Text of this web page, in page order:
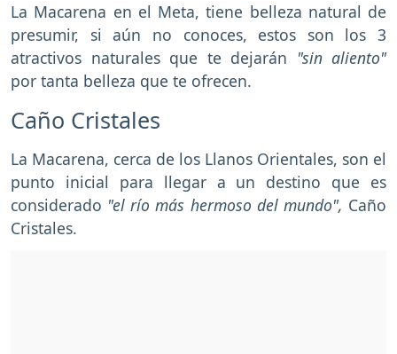
La Macarena en el Meta, tiene belleza natural de
presumir, si aún no conoces, estos son los 3
atractivos naturales que te dejarán "sin aliento"
por tanta belleza que te ofrecen.
Caño Cristales
La Macarena, cerca de los Llanos Orientales, son el
punto inicial para llegar a un destino que es
considerado "el río más hermoso del mundo", Caño
Cristales.